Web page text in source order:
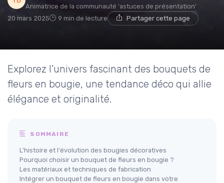
Animatrice de la communauté 'astuces de présentation'
20 mars 2025
9 min de lecture Partager cette page
Explorez l'univers fascinant des bouquets de
fleurs en bougie, une tendance déco qui allie
élégance et originalité.
SOMMAIRE
L'histoire et l'évolution des bougies décoratives
Pourquoi choisir un bouquet de fleurs en bougie ?
Les matériaux et techniques de fabrication
Intégrer un bouquet de fleurs en bougie dans votre